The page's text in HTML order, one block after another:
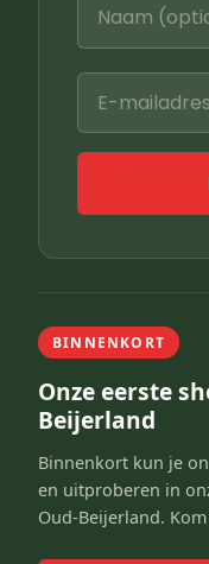
BINNENKORT
Onze eerste
Beijerland
Binnenkort kun je
en uitproberen in
Oud-Beijerland.